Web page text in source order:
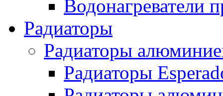
Водонагреватели
Радиаторы
Радиаторы
Радиаторы